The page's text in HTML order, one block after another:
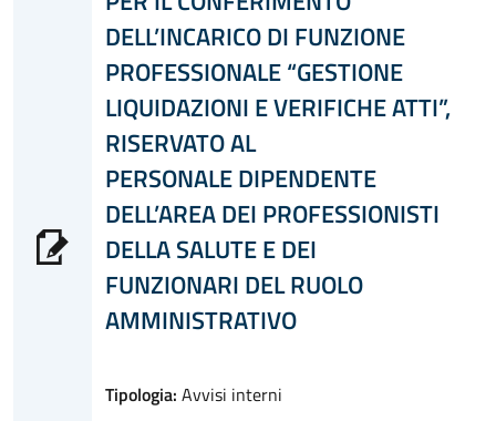
DELL’INCARICO DI FUNZIONE
PROFESSIONALE “GESTIONE
LIQUIDAZIONI E VERIFICHE ATTI”,
RISERVATO AL
PERSONALE DIPENDENTE
DELL’AREA DEI PROFESSIONISTI
DELLA SALUTE E DEI
FUNZIONARI DEL RUOLO
AMMINISTRATIVO
Tipologia: Avvisi interni